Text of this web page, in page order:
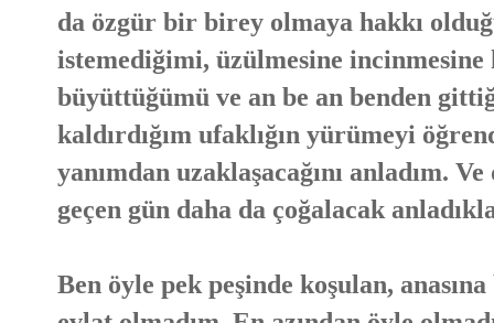
da özgür bir birey olmaya hakkı
istemediğimi, üzülmesine incinmesine
büyüttüğümü ve an be an benden
kaldırdığım ufaklığın yürümeyi
yanımdan uzaklaşacağını anladım.
geçen gün daha da çoğalacak
Ben öyle pek peşinde koşulan,